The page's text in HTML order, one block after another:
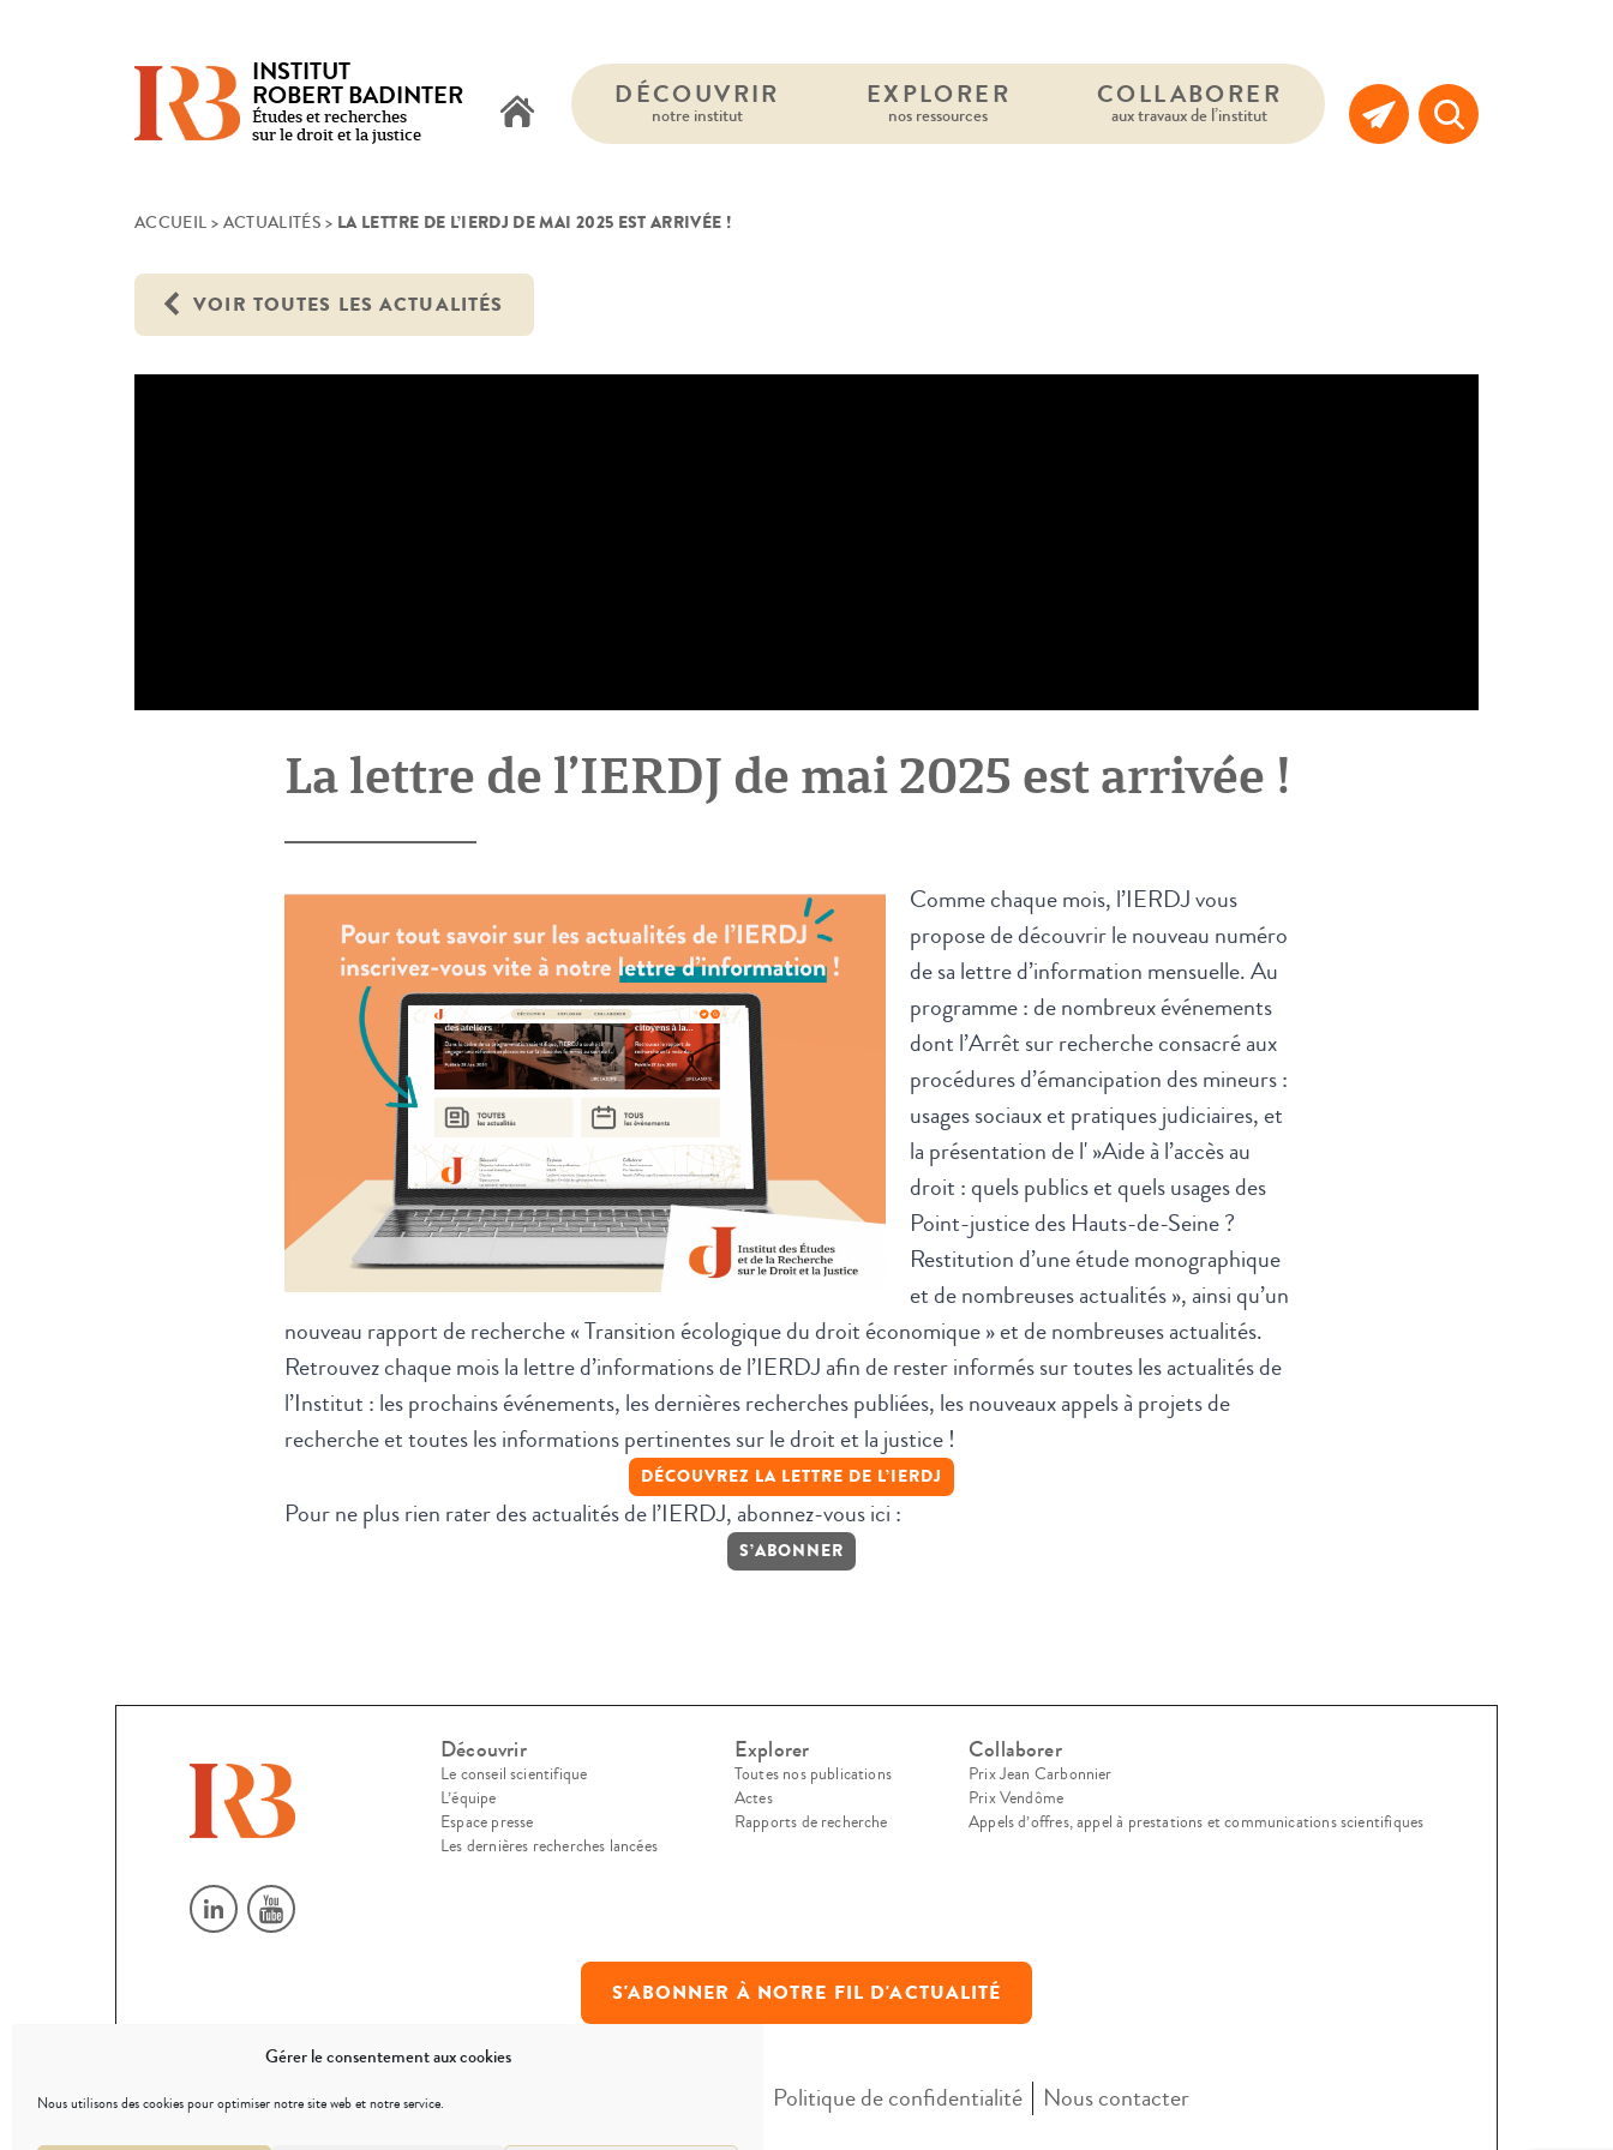
Gérer le consentement aux cookies
Nous utilisons des cookies pour optimiser notre site web et notre service.
INSTITUT
ROBERT BADINTER
Études et recherches
sur le droit et la justice
DÉCOUVRIR
notre institut
EXPLORER
nos ressources
COLLABORER
aux travaux de l’institut
ACCUEIL > ACTUALITÉS > LA LETTRE DE L’IERDJ DE MAI 2025 EST ARRIVÉE !
VOIR TOUTES LES ACTUALITÉS
La lettre de l’IERDJ de mai 2025 est arrivée !
Comme chaque mois, l’IERDJ vous
propose de découvrir le nouveau numéro
de sa lettre d’information mensuelle. Au
programme : de nombreux événements
dont l’Arrêt sur recherche consacré aux
procédures d’émancipation des mineurs :
usages sociaux et pratiques judiciaires, et
la présentation de l' »Aide à l’accès au
droit : quels publics et quels usages des
Point-justice des Hauts-de-Seine ?
Restitution d’une étude monographique
et de nombreuses actualités », ainsi qu’un
nouveau rapport de recherche« Transition écologique du droit économique »et de nombreuses actualités.
Retrouvez chaque mois la lettre d’informations de l’IERDJ afin de rester informés sur toutes les actualités de
l’Institut : les prochains événements, les dernières recherches publiées, les nouveaux appels à projets de
recherche et toutes les informations pertinentes sur le droit et la justice !
DÉCOUVREZ LA LETTRE DE L’IERDJ
Pour ne plus rien rater des actualités de l’IERDJ, abonnez-vous ici :
S’ABONNER
Découvrir
Le conseil scientifique
L’équipe
Espace presse
Les dernières recherches lancées
Explorer
Toutes nos publications
Actes
Rapports de recherche
Collaborer
Prix Jean Carbonnier
Prix Vendôme
Appels d’offres, appel à prestations et communications scientifiques
S'ABONNER À NOTRE FIL D'ACTUALITÉ
© 2026 Politique de confidentialité Nous contacter